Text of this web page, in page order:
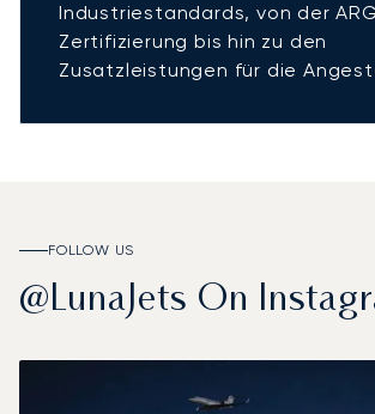
Industriestandards, von der
Zertifizierung bis hin zu den
Zusatzleistungen für die
FOLLOW US
@LunaJets On